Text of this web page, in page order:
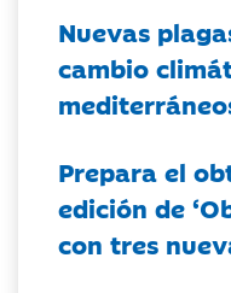
Nuevas
cambio
Prepara el
edición de
con tres